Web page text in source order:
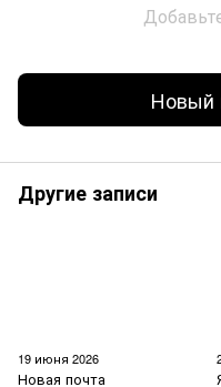
Новый
Другие записи
19 июня 2026
Новая почта